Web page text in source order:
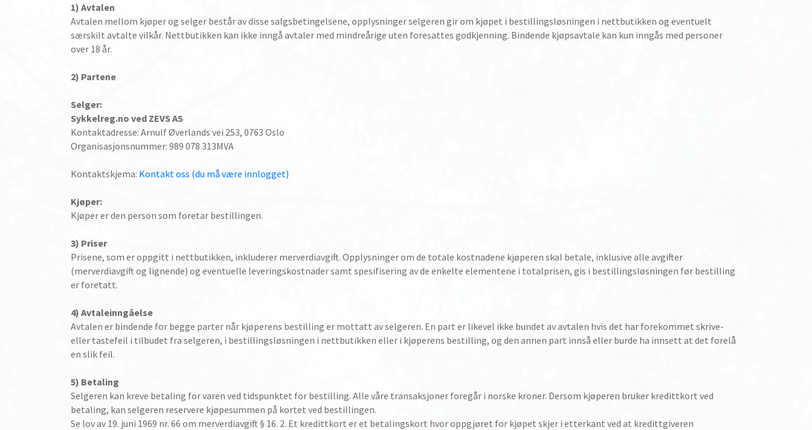
1) Avtalen
Avtalen mellom kjøper og selger består av disse salgsbetingelsene, opplysninger selgeren gir om kjøpet i bestillingsløsningen i nettbutikken og eventuelt
særskilt avtalte vilkår. Nettbutikken kan ikke inngå avtaler med mindreårige uten foresattes godkjenning. Bindende kjøpsavtale kan kun inngås med personer
over 18 år.
2) Partene
Selger:
Sykkelreg.no ved ZEVS AS
Kontaktadresse: Arnulf Øverlands vei 253, 0763 Oslo
Organisasjonsnummer: 989 078 313MVA
Kontaktskjema: Kontakt oss (du må være innlogget)
Kjøper:
Kjøper er den person som foretar bestillingen.
3) Priser
Prisene, som er oppgitt i nettbutikken, inkluderer merverdiavgift. Opplysninger om de totale kostnadene kjøperen skal betale, inklusive alle avgifter
(merverdiavgift og lignende) og eventuelle leveringskostnader samt spesifisering av de enkelte elementene i totalprisen, gis i bestillingsløsningen før bestilling
er foretatt.
4) Avtaleinngåelse
Avtalen er bindende for begge parter når kjøperens bestilling er mottatt av selgeren. En part er likevel ikke bundet av avtalen hvis det har forekommet skrive-
eller tastefeil i tilbudet fra selgeren, i bestillingsløsningen i nettbutikken eller i kjøperens bestilling, og den annen part innså eller burde ha innsett at det forelå
en slik feil.
5) Betaling
Selgeren kan kreve betaling for varen ved tidspunktet for bestilling. Alle våre transaksjoner foregår i norske kroner. Dersom kjøperen bruker kredittkort ved
betaling, kan selgeren reservere kjøpesummen på kortet ved bestillingen.
Se lov av 19. juni 1969 nr. 66 om merverdiavgift § 16. 2. Et kredittkort er et betalingskort hvor oppgjøret for kjøpet skjer i etterkant ved at kredittgiveren